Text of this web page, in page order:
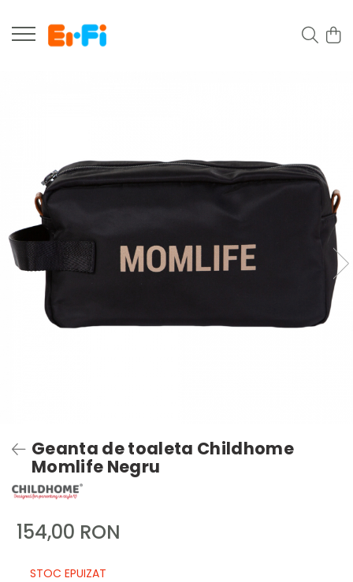
Geanta de toaleta Childhome
Momlife Negru
154,00 RON
STOC EPUIZAT